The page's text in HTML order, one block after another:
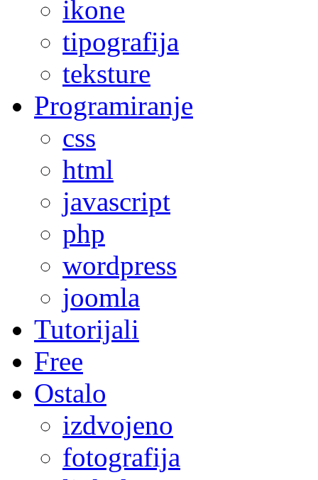
ikone
tipografija
teksture
Programiranje
css
html
javascript
php
wordpress
joomla
Tutorijali
Free
Ostalo
izdvojeno
fotografija